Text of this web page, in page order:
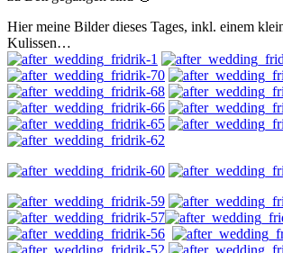
Hier meine Bilder dieses Tages, inkl. einem
Kulissen…